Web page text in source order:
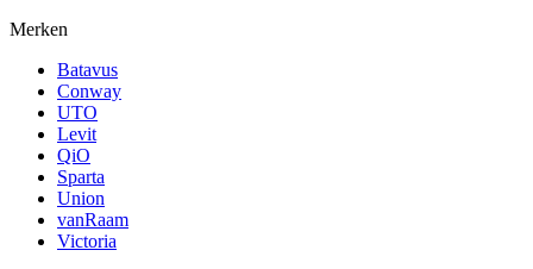
Merken
Batavus
Conway
UTO
Levit
QiO
Sparta
Union
vanRaam
Victoria